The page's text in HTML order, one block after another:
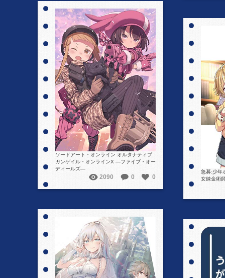
詳細を見る
ソードアート・オンライン オルタナティブ
ガンゲイル・オンラインX ―ファイブ・オー
ディールズ―
2090 0 0
急募:少年
女錬金術